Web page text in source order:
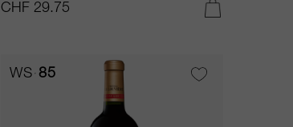
CHF 29.75
WS 85